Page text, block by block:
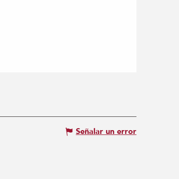
Señalar un error